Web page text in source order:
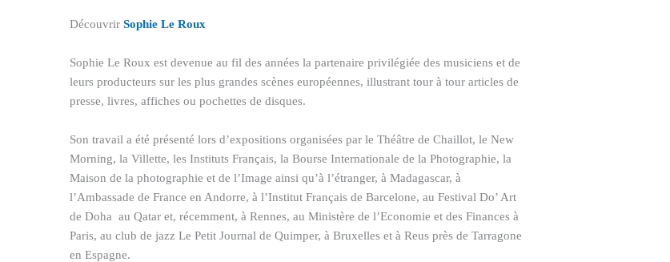
Découvrir Sophie Le Roux
Sophie Le Roux est devenue au fil des années la partenaire privilégiée des musiciens et de
leurs producteurs sur les plus grandes scènes européennes, illustrant tour à tour articles de
presse, livres, affiches ou pochettes de disques.
Son travail a été présenté lors d’expositions organisées par le Théâtre de Chaillot, le New
Morning, la Villette, les Instituts Français, la Bourse Internationale de la Photographie, la
Maison de la photographie et de l’Image ainsi qu’à l’étranger, à Madagascar, à
l’Ambassade de France en Andorre, à l’Institut Français de Barcelone, au Festival Do’ Art
de Doha au Qatar et, récemment, à Rennes, au Ministère de l’Economie et des Finances à
Paris, au club de jazz Le Petit Journal de Quimper, à Bruxelles et à Reus près de Tarragone
en Espagne.